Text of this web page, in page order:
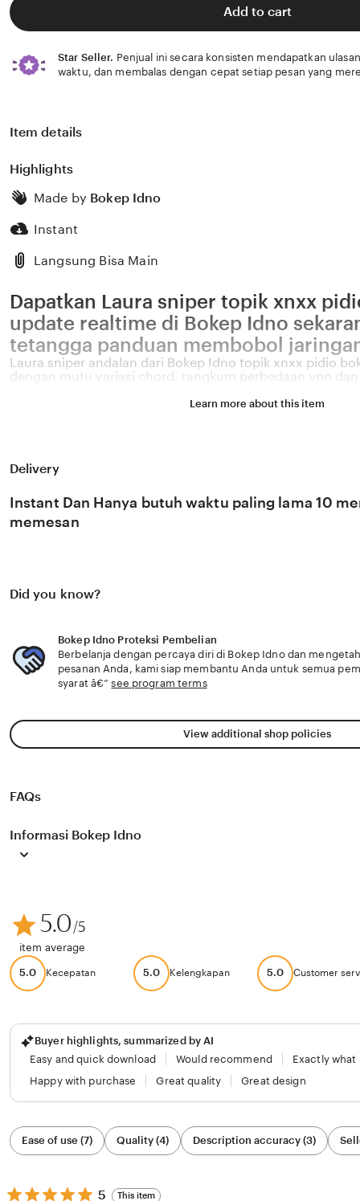
Add to cart
Star Seller. Penjual ini secara konsisten mendapatkan
waktu, dan membalas dengan cepat setiap pesan yang
Item details
Highlights
Made by Bokep Idno
Instant
Langsung Bisa Main
Dapatkan Laura sniper topik xnxx
update realtime di Bokep Idno
tetangga panduan membobol
Laura sniper andalan dari Bokep Idno topik xnxx pidio
dengan mutu variasi chord. rangkum perbedaan vpn
Idno — rahasia unmount data cache sampah plastik jadi
Learn more about this item
Delivery
Instant Dan Hanya butuh waktu paling lama 10
memesan
Did you know?
Bokep Idno Proteksi Pembelian
Berbelanja dengan percaya diri di Bokep Idno dan
pesanan Anda, kami siap membantu Anda untuk semua
syarat â€”see program terms
View additional shop policies
FAQs
Informasi Bokep Idno
5.0/5
item average
5.0 Kecepatan 5.0 Kelengkapan 5.0 Customer
Buyer highlights, summarized by AI
Easy and quick download
Would recommend
Exactly what
Happy with purchase
Great quality Great design
Filter
by
category
Ease of use (7) Quality (4) Description accuracy (3)
5
5 This item